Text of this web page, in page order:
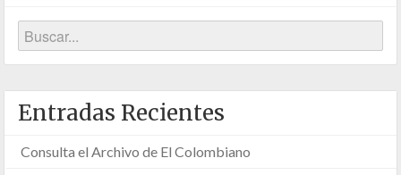
Entradas Recientes
Consulta el Archivo de El Colombiano